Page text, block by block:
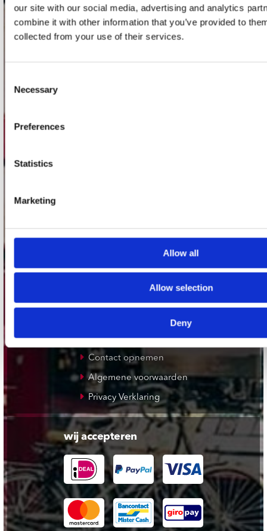
our site with our social media, advertising and analytics
combine it with other information that you’ve provided to
collected from your use of their services.
Selection
Necessary
Preferences
Statistics
Marketing
Allow all
Allow selection
Deny
onze winkels
klantenservice
Cadeaukaart
Contact opnemen
Algemene voorwaarden
Privacy Verklaring
wij accepteren